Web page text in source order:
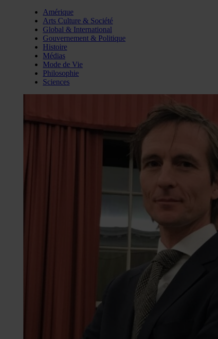
Amérique
Arts Culture & Société
Global & International
Gouvernement & Politique
Histoire
Médias
Mode de Vie
Philosophie
Sciences